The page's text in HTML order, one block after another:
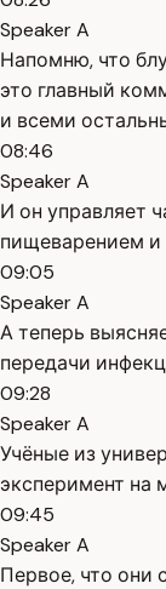
Speaker A
Напомню, что
это главный
и всеми
08:46
Speaker A
И он управляет
пищеварением
09:05
Speaker A
А теперь
передачи
09:28
Speaker A
Учёные из
эксперимент на
09:45
Speaker A
Первое, что они